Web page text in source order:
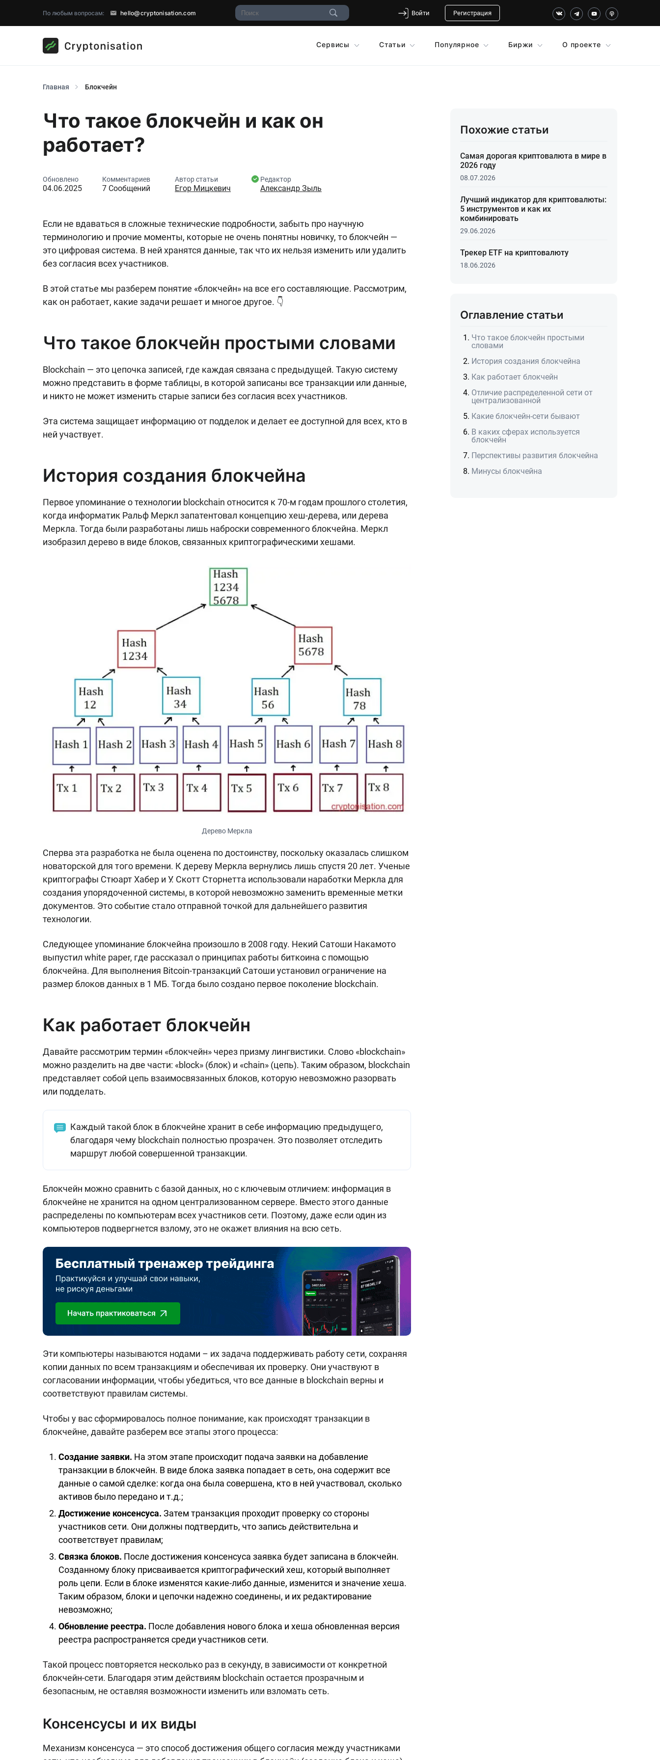
По любым вопросам: hello@cryptonisation.com Войти Регистрация
Сервисы Статьи Популярное Биржи О проекте
Главная Блокчейн
Что такое блокчейн и как он
работает?
Обновлено
04.06.2025
Комментариев
7 Сообщений
Автор статьи
Егор Мицкевич
Редактор
Александр Зыль
Если не вдаваться в сложные технические подробности, забыть про научную
терминологию и прочие моменты, которые не очень понятны новичку, то блокчейн —
это цифровая система. В ней хранятся данные, так что их нельзя изменить или удалить
без согласия всех участников.
В этой статье мы разберем понятие «блокчейн» на все его составляющие. Рассмотрим,
как он работает, какие задачи решает и многое другое. 👇
Что такое блокчейн простыми словами
Blockchain — это цепочка записей, где каждая связана с предыдущей. Такую систему
можно представить в форме таблицы, в которой записаны все транзакции или данные,
и никто не может изменить старые записи без согласия всех участников.
Эта система защищает информацию от подделок и делает ее доступной для всех, кто в
ней участвует.
История создания блокчейна
Первое упоминание о технологии blockchain относится к 70-м годам прошлого столетия,
когда информатик Ральф Меркл запатентовал концепцию хеш-дерева, или дерева
Меркла. Тогда были разработаны лишь наброски современного блокчейна. Меркл
изобразил дерево в виде блоков, связанных криптографическими хешами.
Дерево Меркла
Сперва эта разработка не была оценена по достоинству, поскольку оказалась слишком
новаторской для того времени. К дереву Меркла вернулись лишь спустя 20 лет. Ученые
криптографы Стюарт Хабер и У. Скотт Сторнетта использовали наработки Меркла для
создания упорядоченной системы, в которой невозможно заменить временные метки
документов. Это событие стало отправной точкой для дальнейшего развития
технологии.
Следующее упоминание блокчейна произошло в 2008 году. Некий Сатоши Накамото
выпустил white paper, где рассказал о принципах работы биткоина с помощью
блокчейна. Для выполнения Bitcoin-транзакций Сатоши установил ограничение на
размер блоков данных в 1 МБ. Тогда было создано первое поколение blockchain.
Как работает блокчейн
Давайте рассмотрим термин «блокчейн» через призму лингвистики. Слово «blockchain»
можно разделить на две части: «block» (блок) и «chain» (цепь). Таким образом, blockchain
представляет собой цепь взаимосвязанных блоков, которую невозможно разорвать
или подделать.
Каждый такой блок в блокчейне хранит в себе информацию предыдущего,
благодаря чему blockchain полностью прозрачен. Это позволяет отследить
маршрут любой совершенной транзакции.
Блокчейн можно сравнить с базой данных, но с ключевым отличием: информация в
блокчейне не хранится на одном централизованном сервере. Вместо этого данные
распределены по компьютерам всех участников сети. Поэтому, даже если один из
компьютеров подвергнется взлому, это не окажет влияния на всю сеть.
Эти компьютеры называются нодами – их задача поддерживать работу сети, сохраняя
копии данных по всем транзакциям и обеспечивая их проверку. Они участвуют в
согласовании информации, чтобы убедиться, что все данные в blockchain верны и
соответствуют правилам системы.
Чтобы у вас сформировалось полное понимание, как происходят транзакции в
блокчейне, давайте разберем все этапы этого процесса:
Создание заявки. На этом этапе происходит подача заявки на добавление
транзакции в блокчейн. В виде блока заявка попадает в сеть, она содержит все
данные о самой сделке: когда она была совершена, кто в ней участвовал, сколько
активов было передано и т.д.;
Достижение консенсуса. Затем транзакция проходит проверку со стороны
участников сети. Они должны подтвердить, что запись действительна и
соответствует правилам;
Связка блоков. После достижения консенсуса заявка будет записана в блокчейн.
Созданному блоку присваивается криптографический хеш, который выполняет
роль цепи. Если в блоке изменятся какие-либо данные, изменится и значение хеша.
Таким образом, блоки и цепочки надежно соединены, и их редактирование
невозможно;
Обновление реестра. После добавления нового блока и хеша обновленная версия
реестра распространяется среди участников сети.
Такой процесс повторяется несколько раз в секунду, в зависимости от конкретной
блокчейн-сети. Благодаря этим действиям blockchain остается прозрачным и
безопасным, не оставляя возможности изменить или взломать сеть.
Консенсусы и их виды
Механизм консенсуса — это способ достижения общего согласия между участниками
Похожие статьи
Самая дорогая криптовалюта в мире в
2026 году
08.07.2026
Лучший индикатор для криптовалюты:
5 инструментов и как их
комбинировать
29.06.2026
Трекер ETF на криптовалюту
18.06.2026
Оглавление статьи
Что такое блокчейн простыми
словами
История создания блокчейна
Как работает блокчейн
Отличие распределенной сети от
централизованной
Какие блокчейн-сети бывают
В каких сферах используется
блокчейн
Перспективы развития блокчейна
Минусы блокчейна